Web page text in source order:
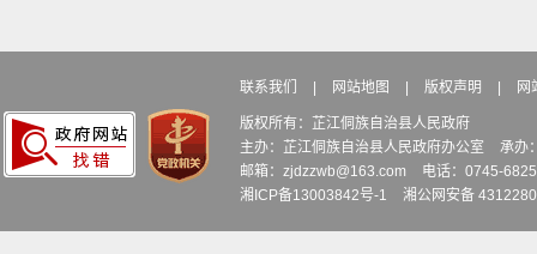
联系我们 | 网站地图 | 版权声明 | 网
版权所有：芷江侗族自治县人民政府
主办：芷江侗族自治县人民政府办公室
承办
邮箱：zjdzzwb@163.com
电话：0745-
湘ICP备13003842号-1
湘公网安备